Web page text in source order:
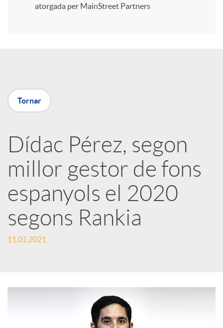
X
a
r
x
e
atorgada per MainStreet Partners
Tornar
Dídac Pérez, segon
millor gestor de fons
espanyols el 2020
segons Rankia
11.01.2021